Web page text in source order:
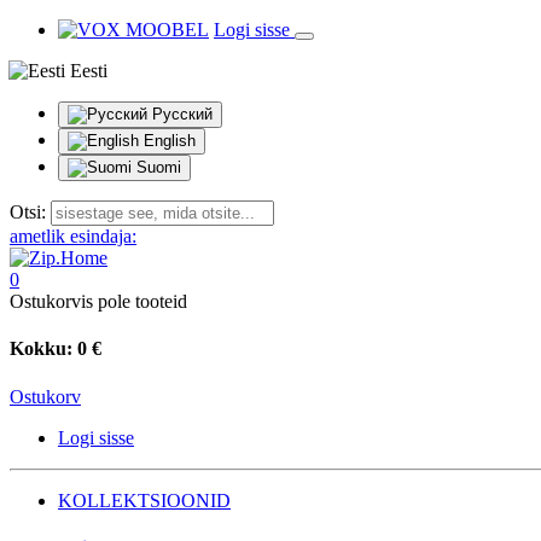
Logi sisse
Eesti
Русский
English
Suomi
Otsi:
ametlik esindaja:
0
Ostukorvis pole tooteid
Kokku: 0 €
Ostukorv
Logi sisse
KOLLEKTSIOONID